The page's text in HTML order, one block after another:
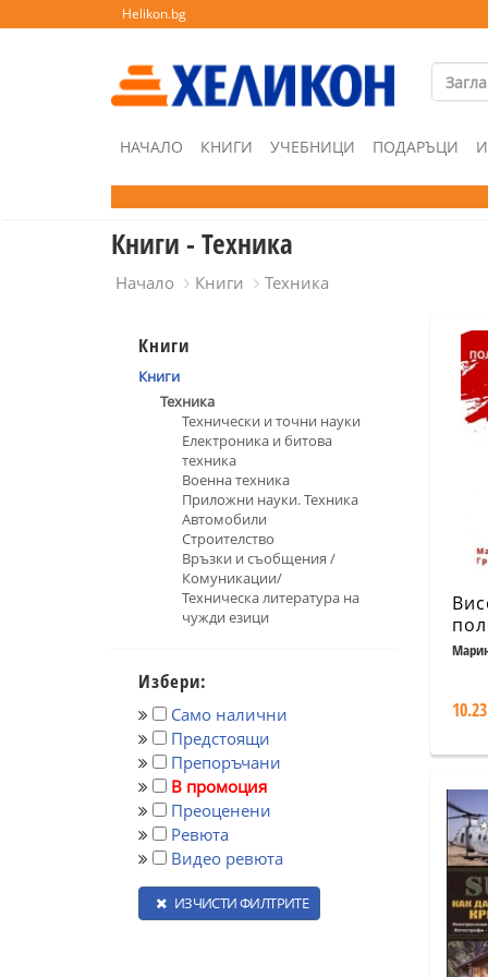
Helikon.bg
НАЧАЛО КНИГИ УЧЕБНИЦИ ПОДАРЪЦИ
Книги - Техника
Начало Книги Техника
Книги
Книги
Техника
Технически и точни науки
Електроника и битова
техника
Военна техника
Приложни науки. Техника
Автомобили
Строителство
Връзки и съобщения /
Комуникации/
Техническа литература на
чужди езици
Избери:
Само налични
Предстоящи
Препоръчани
В промоция
Преоценени
Ревюта
Видео ревюта
ИЗЧИСТИ ФИЛТРИТЕ